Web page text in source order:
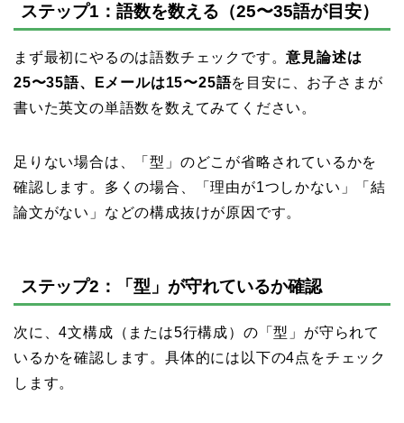
ステップ1：語数を数える（25〜35語が目安）
まず最初にやるのは語数チェックです。意見論述は
25〜35語、Eメールは15〜25語を目安に、お子さまが
書いた英文の単語数を数えてみてください。
足りない場合は、「型」のどこが省略されているかを
確認します。多くの場合、「理由が1つしかない」「結
論文がない」などの構成抜けが原因です。
ステップ2：「型」が守れているか確認
次に、4文構成（または5行構成）の「型」が守られて
いるかを確認します。具体的には以下の4点をチェック
します。